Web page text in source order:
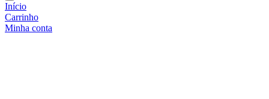
Início
Carrinho
Minha conta